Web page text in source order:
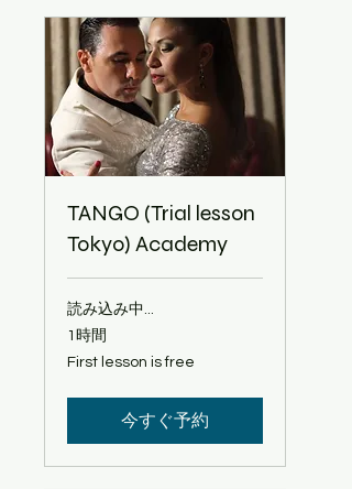
TANGO (Trial lesson
Tokyo) Academy
読み込み中...
1時間
First
lesson
First lesson is free
今すぐ予約